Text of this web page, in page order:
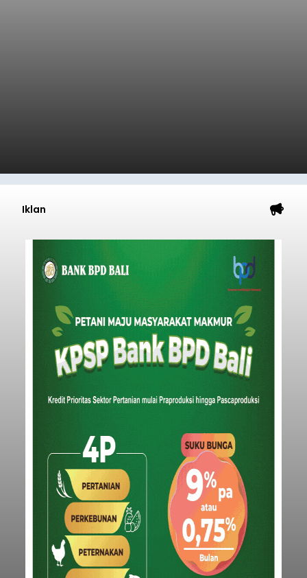
Luncurkan Logo Baru dan
Tegaskan Langkah "Go
Nasional"
balitribune.co.id | Denpasar
- PT Jamkrida Bali
Mandara (Perseroda) atau Jamkrida Bali
merayakan puncak hari jadinya yang ke-15 tahun
sekaligus resmi melakukan rebranding dengan
meluncurkan logo baru perusahaan. Peluncuran